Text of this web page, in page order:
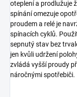
oteplení a prodlužuje
spínání omezuje
proudem a relé je
spínacích cyklů.
sepnutý stav bez
jen kvůli udržení
zvládá vyšší proudy
náročnými spotřebiči.